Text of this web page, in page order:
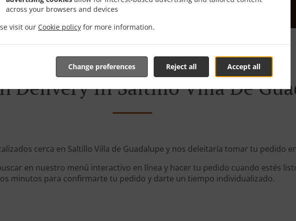
across your browsers and devices
visit our Cookie policy for more information.
Accept all
Reject all
Change preferences
Delivery In Saltillo Villa De
cerca en Saltillo Villa de Guadalupe y nos deleitaría tomar tu pedido
en nuestro menú interactivo en línea y hacer tu pedido cuando estés
minutos para confirmarte tu pedido y darte un tiempo individualizado.